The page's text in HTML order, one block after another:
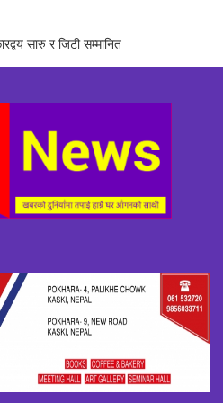
क्वान्टम हिलिङको महत्त्व’ विषयक अन्तरक्रिया